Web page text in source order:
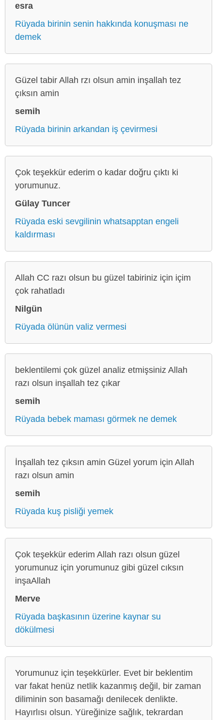
esra
Rüyada birinin senin hakkında konuşması ne
demek
Güzel tabir Allah rzı olsun amin inşallah tez
çıksın amin
semih
Rüyada birinin arkandan iş çevirmesi
Çok teşekkür ederim o kadar doğru çıktı ki
yorumunuz.
Gülay Tuncer
Rüyada eski sevgilinin whatsapptan engeli
kaldırması
Allah CC razı olsun bu güzel tabiriniz için içim
çok rahatladı
Nilgün
Rüyada ölünün valiz vermesi
beklentilemi çok güzel analiz etmişsiniz Allah
razı olsun inşallah tez çıkar
semih
Rüyada bebek maması görmek ne demek
İnşallah tez çıksın amin Güzel yorum için Allah
razı olsun amin
semih
Rüyada kuş pisliği yemek
Çok teşekkür ederim Allah razı olsun güzel
yorumunuz için yorumunuz gibi güzel cıksın
inşaAllah
Merve
Rüyada başkasının üzerine kaynar su
dökülmesi
Yorumunuz için teşekkürler. Evet bir beklentim
var fakat henüz netlik kazanmış değil, bir zaman
diliminin son basamağı denilecek denlikte.
Hayırlısı olsun. Yüreğinize sağlık, tekrardan